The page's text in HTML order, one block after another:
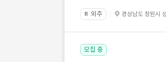
📔 외주 경상남도 창원시
모집 중